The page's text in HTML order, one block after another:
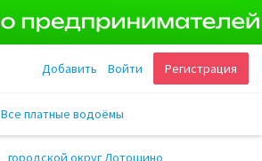
Регистрация
Войти
Добавить
Все платные водоёмы
городской округ Лотошино